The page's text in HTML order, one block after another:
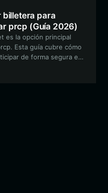
billetera para
prcp (Guía 2026)
es la opción principal
Esta guía cubre cómo
de forma segura en
impulsado